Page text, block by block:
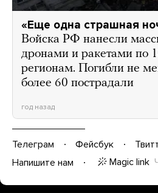
«Еще одна страшная
Войска РФ нанесли
дронами и ракетами по
регионам. Погибли не
более 60 пострадали
год назад
Телеграм Фейсбук
Напишите нам
Magic link